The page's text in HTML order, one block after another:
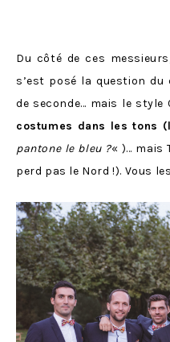
Du côté de ces
s’est posé la question
de seconde… mais le style
costumes dans les tons
pantone le bleu ?« )… mais
perd pas le Nord !). Vous